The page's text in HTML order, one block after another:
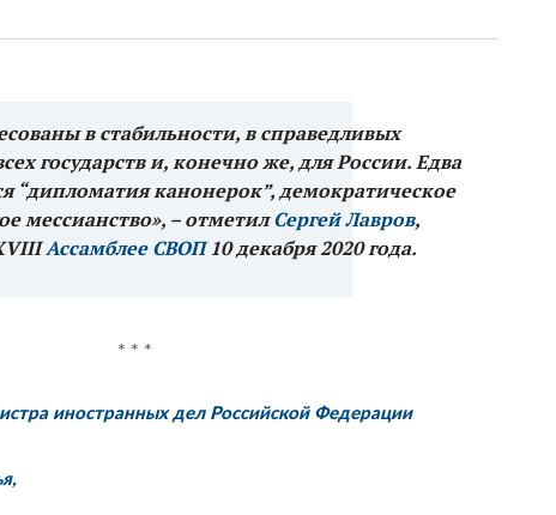
в стабильности, в справедливых
государств и, конечно же, для России. Едва
“дипломатия канонерок”, демократическое
мессианство», – отметилСергей Лавров,
Ассамблее СВОП10 декабря 2020 года.
* * *
иностранных дел Российской Федерации